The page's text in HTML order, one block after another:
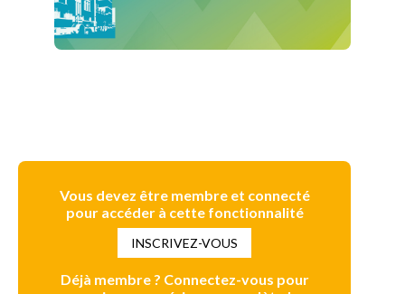
Vous devez être membre et connecté
pour accéder à cette fonctionnalité
INSCRIVEZ-VOUS
Déjà membre ? Connectez-vous pour